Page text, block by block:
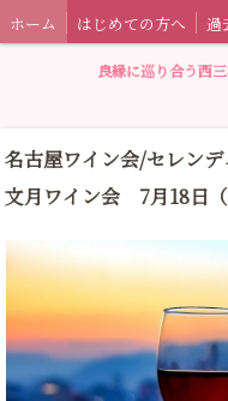
ホーム はじめての方へ
セレンディピティとは
良縁に巡り合う西
名古屋ワイン会/セレンデ
文月ワイン会 7月18日